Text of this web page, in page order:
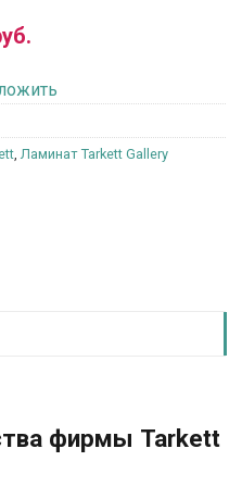
Ламинат Tarkett Gallery
фирмы Tarkett